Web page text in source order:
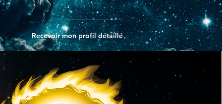
Recevoir mon profil détaillé